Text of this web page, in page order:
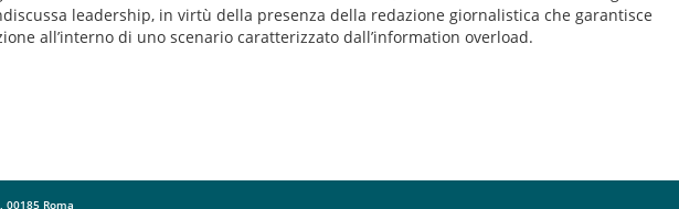
leadership, in virtù della presenza della redazione giornalistica che garantisce
all’interno di uno scenario caratterizzato dall’information overload.
00185 Roma